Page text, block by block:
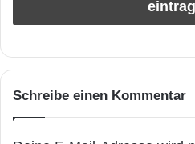
Schreibe einen Kommentar